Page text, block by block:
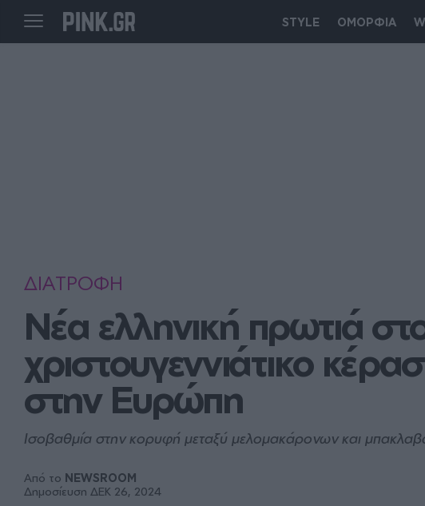
STYLE ΟΜΟΡΦΙΑ
ΔΙΑΤΡΟΦΗ
Νέα ελληνική πρωτιά
χριστουγεννιάτικο
στην Ευρώπη
Ισοβαθμία στην κορυφή μεταξύ μελομακάρονων και
Από το NEWSROOM
Δημοσίευση ΔΕΚ 26, 2024